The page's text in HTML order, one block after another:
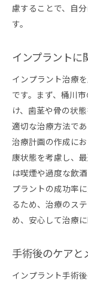
慮することで、自
す。
インプラントに
インプラント治療
です。まず、桶川
け、歯茎や骨の状
適切な治療方法で
治療計画の作成に
康状態を考慮し、
は喫煙や過度な飲
プラントの成功率
るため、治療のス
め、安心して治療
手術後のケアと
インプラント手術